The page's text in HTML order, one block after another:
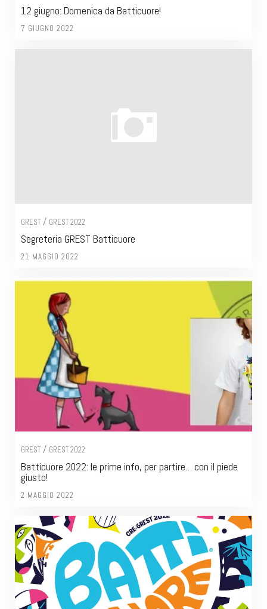
12 giugno: Domenica da Batticuore!
7 GIUGNO 2022
GREST / GREST 2022
Segreteria GREST Batticuore
21 MAGGIO 2022
GREST / GREST 2022
Batticuore 2022: le prime info, per partire… con il piede
giusto!
2 MAGGIO 2022